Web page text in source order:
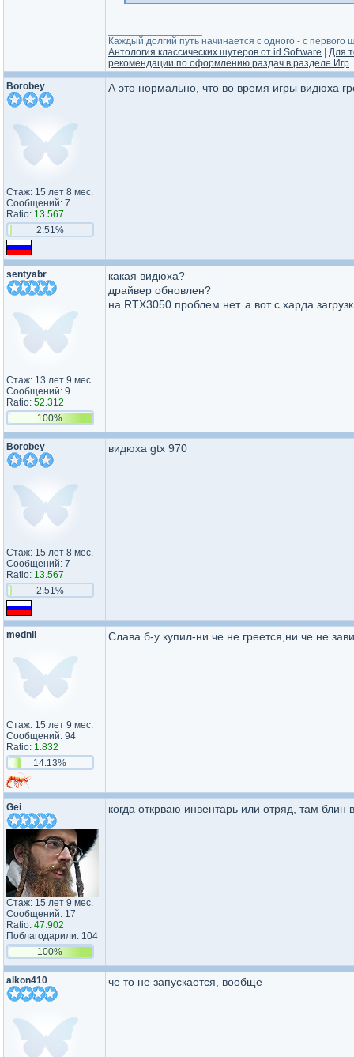
Каждый долгий путь начинается с одного - с первого
Антология классических шутеров от id Software
Для
рекомендации по оформлению раздач в разделе Игр
Borobey
Стаж: 15 лет 8 мес.
Сообщений: 7
Ratio: 13.567
2.51%
А это нормально, что во время игры видюха
sentyabr
Стаж: 13 лет 9 мес.
Сообщений: 9
Ratio: 52.312
100%
какая видюха?
драйвер обновлен?
на RTX3050 проблем нет. а вот с харда
Borobey
Стаж: 15 лет 8 мес.
Сообщений: 7
Ratio: 13.567
2.51%
видюха gtx 970
mednii
Стаж: 15 лет 9 мес.
Сообщений: 94
Ratio: 1.832
14.13%
Слава б-у купил-ни че не греется,ни че не
Gei
Стаж: 15 лет 9 мес.
Сообщений: 17
Ratio: 47.902
Поблагодарили: 104
100%
когда открваю инвентарь или отряд, там
alkon410 че то не запускается, вообще